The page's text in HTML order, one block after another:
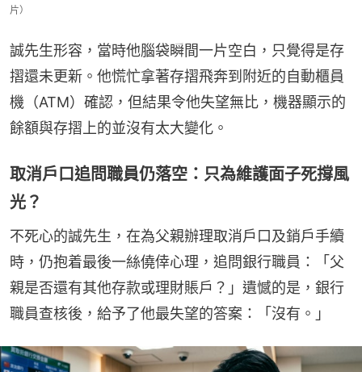
片）
誠先生形容，當時他腦袋瞬間一片空白，只覺得是存
摺還未更新。他慌忙拿著存摺飛奔到附近的自動櫃員
機（ATM）確認，但結果令他失望無比，機器顯示的
餘額與存摺上的並沒有太大變化。
取消戶口追問職員仍落空：只為維護面子死撐風
光？
不死心的誠先生，在為父親辦理取消戶口及銷戶手續
時，仍抱着最後一絲僥倖心理，追問銀行職員：「父
親是否還有其他存款或理財賬戶？」遺憾的是，銀行
職員查核後，給予了他最失望的答案：「沒有。」